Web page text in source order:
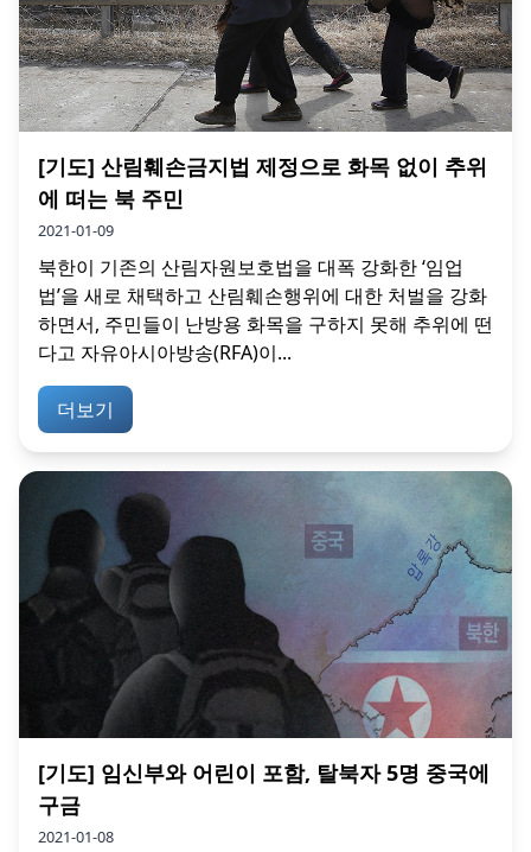
[기도] 산림훼손금지법 제정으로 화목 없이 추위
에 떠는 북 주민
2021-01-09
북한이 기존의 산림자원보호법을 대폭 강화한 ‘임업
법’을 새로 채택하고 산림훼손행위에 대한 처벌을 강화
하면서, 주민들이 난방용 화목을 구하지 못해 추위에 떤
다고 자유아시아방송(RFA)이...
더보기
[기도] 임신부와 어린이 포함, 탈북자 5명 중국에
구금
2021-01-08